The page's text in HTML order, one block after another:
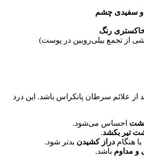
سفیدی چشم
رنگ
از تجمع بیلی‌روبین در پوست)
از علائم سرطان پانکراس باشد. این درد
پشت احساس می‌شود.
تیر بکشد.
یا هنگام دراز کشیدن بدتر شود.
و مداوم باشد.